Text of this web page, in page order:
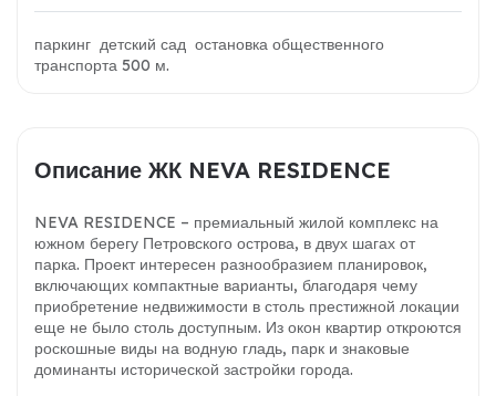
паркинг детский сад остановка общественного
транспорта 500 м.
Описание ЖК NEVA RESIDENCE
NEVA RESIDENCE – премиальный жилой комплекс на
южном берегу Петровского острова, в двух шагах от
парка. Проект интересен разнообразием планировок,
включающих компактные варианты, благодаря чему
приобретение недвижимости в столь престижной локации
еще не было столь доступным. Из окон квартир откроются
роскошные виды на водную гладь, парк и знаковые
доминанты исторической застройки города.